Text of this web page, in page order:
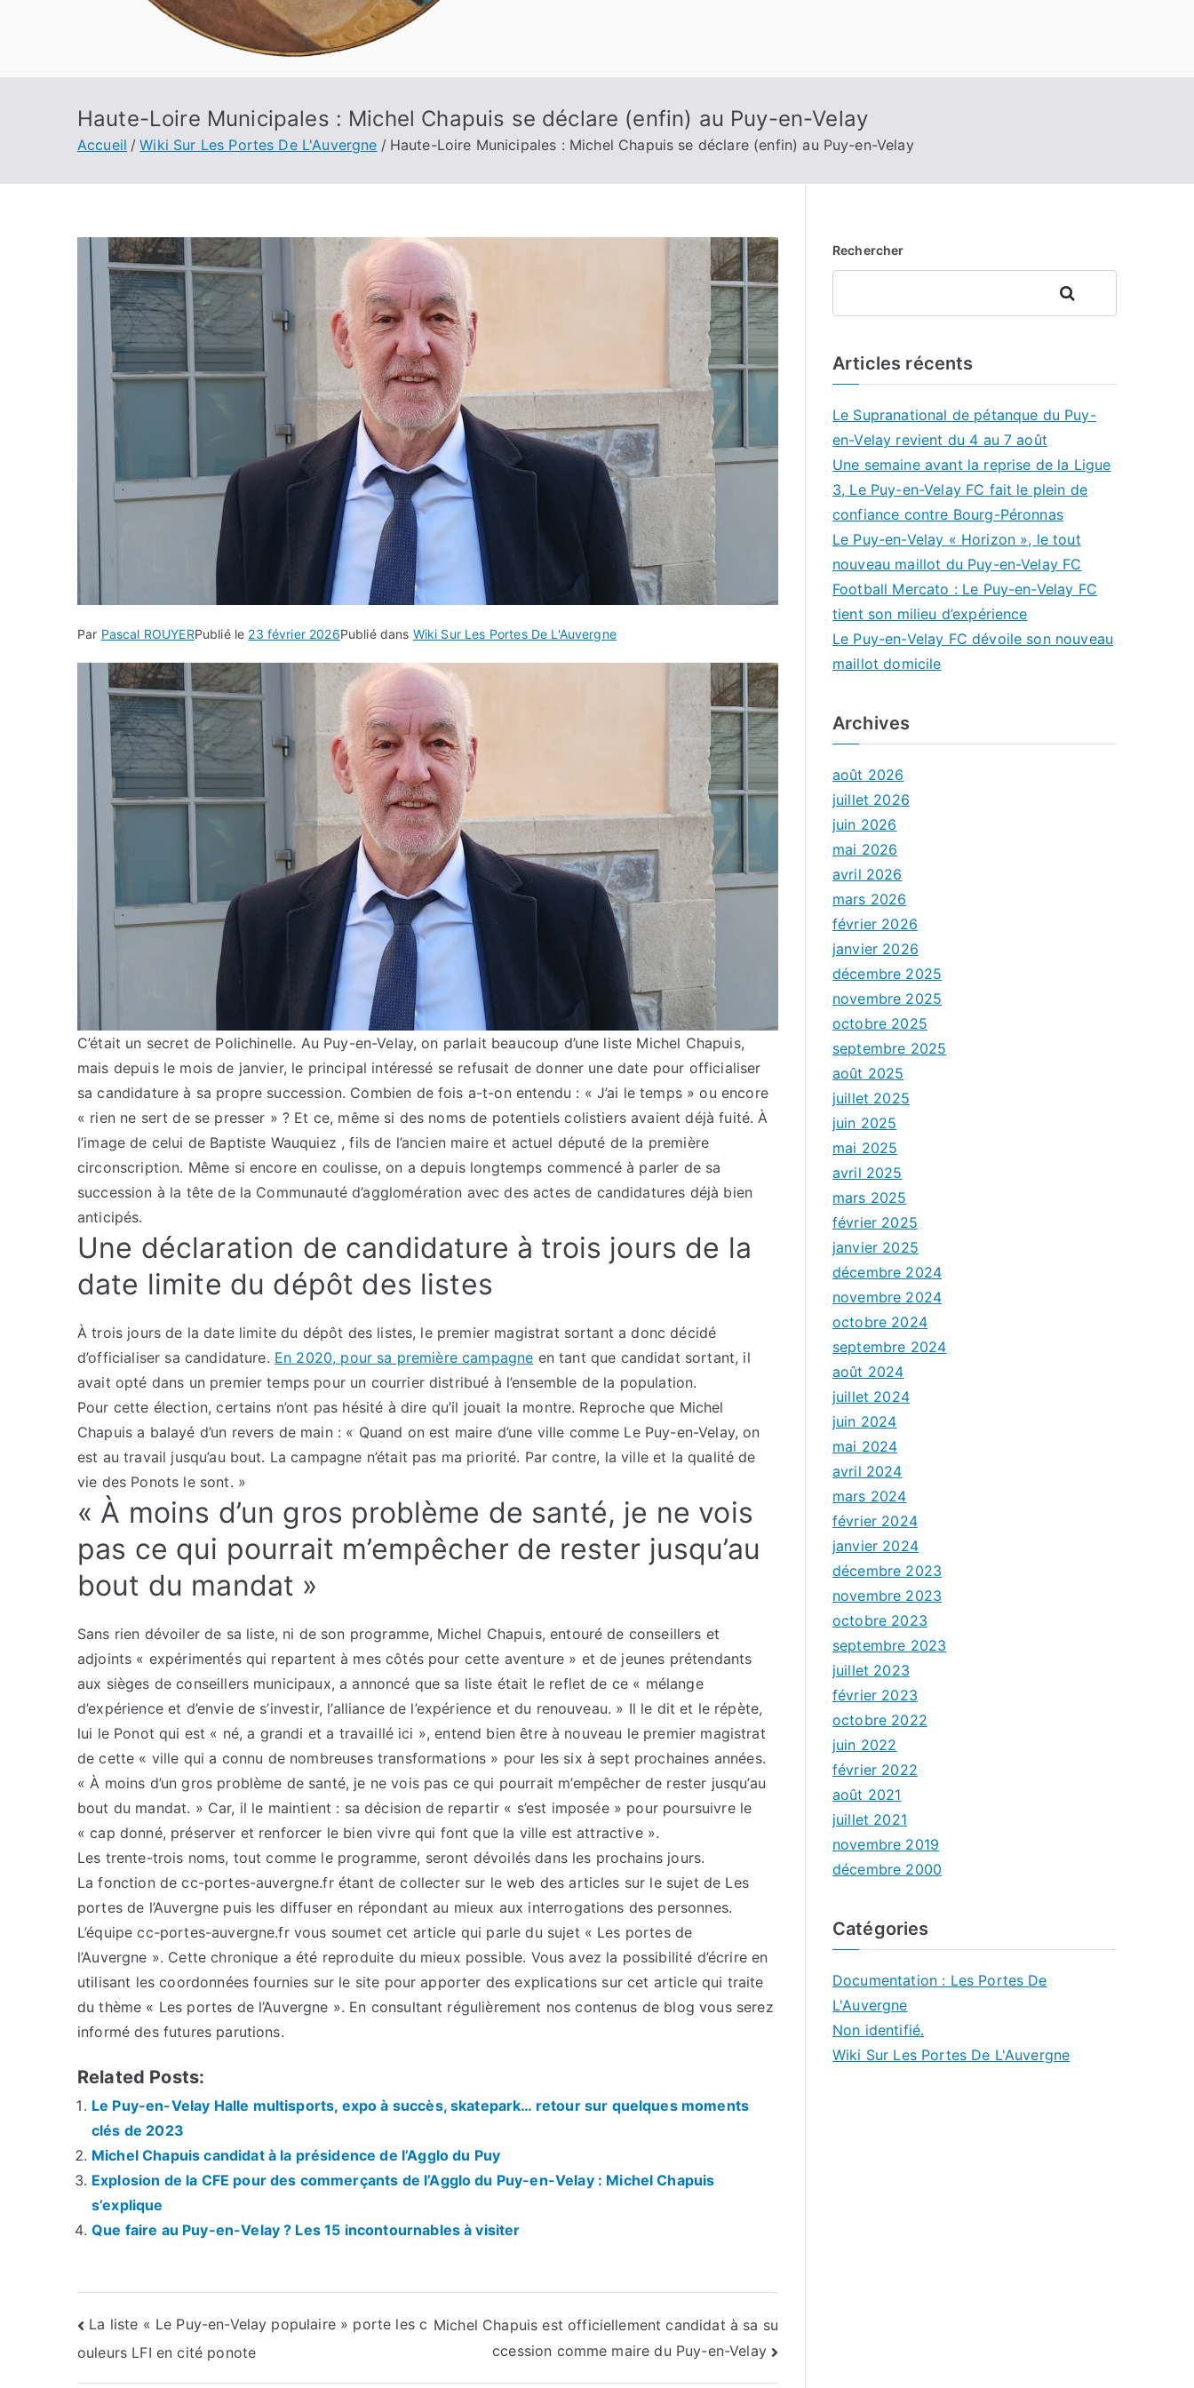
Haute-Loire Municipales : Michel Chapuis se déclare (enfin) au Puy-en-Velay
Accueil Wiki Sur Les Portes De L'Auvergne Haute-Loire Municipales : Michel Chapuis se déclare (enfin) au Puy-en-Velay
Par Pascal ROUYERPublié le 23 février 2026Publié dans Wiki Sur Les Portes De L'Auvergne
C’était un secret de Polichinelle. Au Puy-en-Velay, on parlait beaucoup d’une liste Michel Chapuis,
mais depuis le mois de janvier, le principal intéressé se refusait de donner une date pour officialiser
sa candidature à sa propre succession. Combien de fois a-t-on entendu : « J’ai le temps » ou encore
« rien ne sert de se presser » ? Et ce, même si des noms de potentiels colistiers avaient déjà fuité. À
l’image de celui de Baptiste Wauquiez , fils de l’ancien maire et actuel député de la première
circonscription. Même si encore en coulisse, on a depuis longtemps commencé à parler de sa
succession à la tête de la Communauté d’agglomération avec des actes de candidatures déjà bien
anticipés.
Une déclaration de candidature à trois jours de la
date limite du dépôt des listes
À trois jours de la date limite du dépôt des listes, le premier magistrat sortant a donc décidé
d’officialiser sa candidature. En 2020, pour sa première campagne en tant que candidat sortant, il
avait opté dans un premier temps pour un courrier distribué à l’ensemble de la population.
Pour cette élection, certains n’ont pas hésité à dire qu’il jouait la montre. Reproche que Michel
Chapuis a balayé d’un revers de main : « Quand on est maire d’une ville comme Le Puy-en-Velay, on
est au travail jusqu’au bout. La campagne n’était pas ma priorité. Par contre, la ville et la qualité de
vie des Ponots le sont. »
« À moins d’un gros problème de santé, je ne vois
pas ce qui pourrait m’empêcher de rester jusqu’au
bout du mandat »
Sans rien dévoiler de sa liste, ni de son programme, Michel Chapuis, entouré de conseillers et
adjoints « expérimentés qui repartent à mes côtés pour cette aventure » et de jeunes prétendants
aux sièges de conseillers municipaux, a annoncé que sa liste était le reflet de ce « mélange
d’expérience et d’envie de s’investir, l’alliance de l’expérience et du renouveau. » Il le dit et le répète,
lui le Ponot qui est « né, a grandi et a travaillé ici », entend bien être à nouveau le premier magistrat
de cette « ville qui a connu de nombreuses transformations » pour les six à sept prochaines années.
« À moins d’un gros problème de santé, je ne vois pas ce qui pourrait m’empêcher de rester jusqu’au
bout du mandat. » Car, il le maintient : sa décision de repartir « s’est imposée » pour poursuivre le
« cap donné, préserver et renforcer le bien vivre qui font que la ville est attractive ».
Les trente-trois noms, tout comme le programme, seront dévoilés dans les prochains jours.
La fonction de cc-portes-auvergne.fr étant de collecter sur le web des articles sur le sujet de Les
portes de l’Auvergne puis les diffuser en répondant au mieux aux interrogations des personnes.
L’équipe cc-portes-auvergne.fr vous soumet cet article qui parle du sujet « Les portes de
l’Auvergne ». Cette chronique a été reproduite du mieux possible. Vous avez la possibilité d’écrire en
utilisant les coordonnées fournies sur le site pour apporter des explications sur cet article qui traite
du thème « Les portes de l’Auvergne ». En consultant régulièrement nos contenus de blog vous serez
informé des futures parutions.
Related Posts:
Le Puy-en-Velay Halle multisports, expo à succès, skatepark… retour sur quelques moments
clés de 2023
Michel Chapuis candidat à la présidence de l’Agglo du Puy
Explosion de la CFE pour des commerçants de l’Agglo du Puy-en-Velay : Michel Chapuis
s’explique
Que faire au Puy-en-Velay ? Les 15 incontournables à visiter
Navigation
de
La liste « Le Puy-en-Velay populaire » porte les c
ouleurs LFI en cité ponote
Michel Chapuis est officiellement candidat à sa su
ccession comme maire du Puy-en-Velay
Rechercher
Rechercher
Articles récents
Le Supranational de pétanque du Puy-
en-Velay revient du 4 au 7 août
Une semaine avant la reprise de la Ligue
3, Le Puy-en-Velay FC fait le plein de
confiance contre Bourg-Péronnas
Le Puy-en-Velay « Horizon », le tout
nouveau maillot du Puy-en-Velay FC
Football Mercato : Le Puy-en-Velay FC
tient son milieu d’expérience
Le Puy-en-Velay FC dévoile son nouveau
maillot domicile
Archives
août 2026
juillet 2026
juin 2026
mai 2026
avril 2026
mars 2026
février 2026
janvier 2026
décembre 2025
novembre 2025
octobre 2025
septembre 2025
août 2025
juillet 2025
juin 2025
mai 2025
avril 2025
mars 2025
février 2025
janvier 2025
décembre 2024
novembre 2024
octobre 2024
septembre 2024
août 2024
juillet 2024
juin 2024
mai 2024
avril 2024
mars 2024
février 2024
janvier 2024
décembre 2023
novembre 2023
octobre 2023
septembre 2023
juillet 2023
février 2023
octobre 2022
juin 2022
février 2022
août 2021
juillet 2021
novembre 2019
décembre 2000
Catégories
Documentation : Les Portes De
L'Auvergne
Non identifié.
Wiki Sur Les Portes De L'Auvergne